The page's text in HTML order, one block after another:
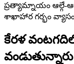
ప్రత్యామ్నాయం ఆల్గే-
శాఖాహార గర్భం
కేరళ
వండుతున్నారు